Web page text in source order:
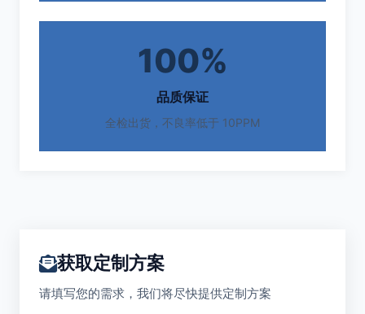
100%
品质保证
全检出货，不良率低于 10PPM
获取定制方案
请填写您的需求，我们将尽快提供定制方案